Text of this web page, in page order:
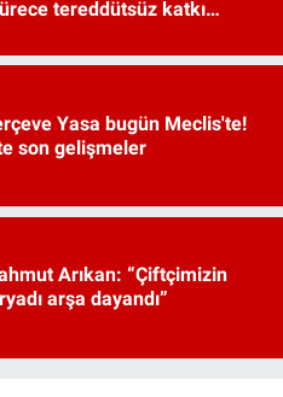
tereddütsüz katkı
Yasa bugün Meclis'te!
son gelişmeler
Arıkan: “Çiftçimizin
arşa dayandı”